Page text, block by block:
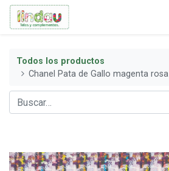
Todos los productos
Chanel Pata de Gallo magenta rosa